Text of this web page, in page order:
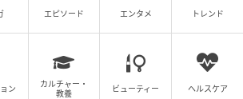
マ、生きてるよね？」寝ていると思
屋を開けたら
事をもっとみる
エピソード エンタメ トレンド
ン
カルチャー・
教養
ビューティー ヘルスケア